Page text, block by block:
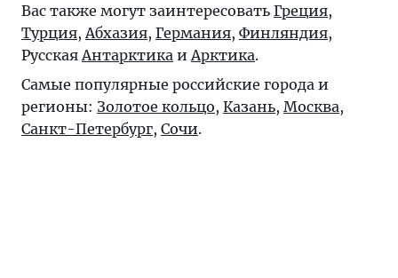
Вас также могут заинтересовать Греция,
Турция,Абхазия, Германия, Финляндия,
РусскаяАнтарктика иАрктика.
Самые популярные российские города и
регионы: Золотое кольцо, Казань, Москва,
Санкт-Петербург, Сочи.